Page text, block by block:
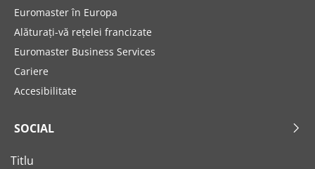
Euromaster în Europa
Alăturați-vă rețelei francizate
Euromaster Business Services
Cariere
Accesibilitate
SOCIAL
Titlu